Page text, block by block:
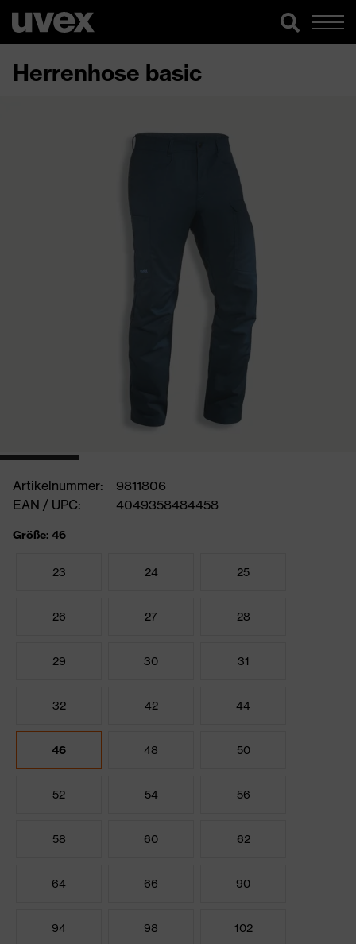
Herrenhose basic
Artikelnummer:
9811806
EAN / UPC:
4049358484458
Größe: 46
23 24 25
26 27 28
29 30 31
32 42 44
46 48 50
52 54 56
58 60 62
64 66 90
94 98 102